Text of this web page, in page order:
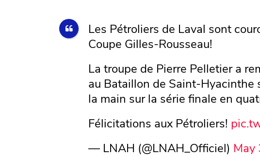
Les Pétroliers de Laval sont
Coupe Gilles-Rousseau!
La troupe de Pierre Pelletier a
au Bataillon de Saint-Hyacinthe
la main sur la série finale en
Félicitations aux Pétroliers!
— LNAH (@LNAH_Officiel) May